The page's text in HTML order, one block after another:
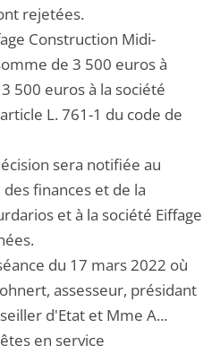
rejetées.
Construction Midi-
de 3 500 euros à
500 euros à la société
L. 761-1 du code de
sera notifiée au
finances et de la
et à la société Eiffage
du 17 mars 2022 où
assesseur, présidant
d'Etat et Mme A...
en service